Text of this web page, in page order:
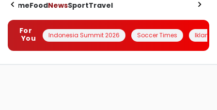
HomeFoodNewsSportTravel
For
You
Indonesia Summit 2026 Soccer Times Iklanin